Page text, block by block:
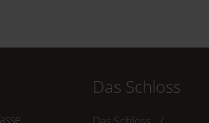
Das Schloss